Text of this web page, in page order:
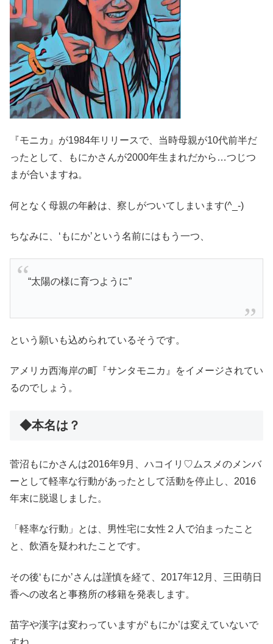
『モニカ』が1984年リリースで、当時母親が10代前半だ
ったとして、もにかさんが2000年生まれだから…つじつ
まが合いますね。
何となく母親の年齢は、察しがついてしまいます(^_-)
ちなみに、‘もにか’という名前にはもう一つ、
“太陽の様に育つように”
という願いも込められているそうです。
アメリカ西海岸の町『サンタモニカ』をイメージされてい
るのでしょう。
◆本名は？
菅沼もにかさんは2016年9月、ハコイリ♡ムスメのメンバ
ーとして軽率な行動があったとして活動を停止し、2016
年末に脱退しました。
「軽率な行動」とは、男性宅に女性２人で泊まったこと
と、飲酒を疑われたことです。
その後‘もにか’さんは謹慎を経て、2017年12月、三田萌日
香への改名と事務所の移籍を発表します。
苗字や漢字は変わっていますが‘もにか’は変えていないで